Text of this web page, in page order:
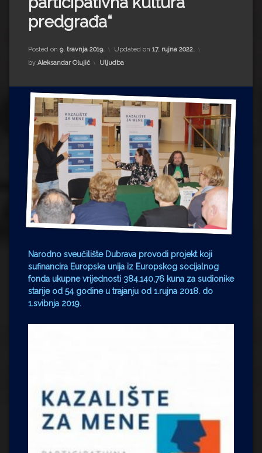
Impressum
Milenko Strižak
Drugi autori
Drugi autori
Matea Andrić
Ljiljana Lekanić-Kljaić
Željko Krznarić
Mario Lovreković
Miroslav Šantek
predgrađa“
Posted on 9. travnja 2019. Updated on 17. rujna 2022.
by Aleksandar Olujić Kategorije:
Uljudba
Narodno sveučilište Dubrava provodi projekt koji
sufinancira Europska unija iz Europskog socijalnog
fonda ukupne vrijednosti 384.140,76 kuna za sudionike
starije od 54 godine u trajanju od 1.rujna 2018. do
1.svibnja 2019.